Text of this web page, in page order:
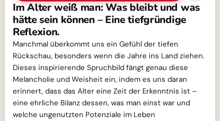
Im Alter weiß man: Was bleibt und was
hätte sein können – Eine tiefgründige
Reflexion.
Manchmal überkommt uns ein Gefühl der tiefen
Rückschau, besonders wenn die Jahre ins Land ziehen.
Dieses inspirierende Spruchbild fängt genau diese
Melancholie und Weisheit ein, indem es uns daran
erinnert, dass das Alter eine Zeit der Erkenntnis ist –
eine ehrliche Bilanz dessen, was man einst war und
welche ungenutzten Potenziale im Leben